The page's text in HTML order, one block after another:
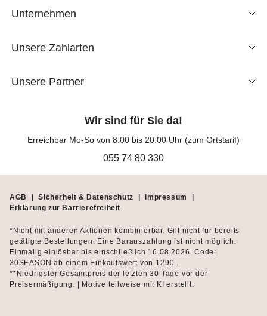
Unternehmen
Unsere Zahlarten
Unsere Partner
Wir sind für Sie da!
Erreichbar Mo-So von 8:00 bis 20:00 Uhr (zum Ortstarif)
055 74 80 330
AGB | Sicherheit & Datenschutz | Impressum
|
Erklärung zur Barrierefreiheit
*Nicht mit anderen Aktionen kombinierbar. Gilt nicht für bereits
getätigte Bestellungen. Eine Barauszahlung ist nicht möglich.
Einmalig einlösbar bis einschließlich 16.08.2026. Code:
30SEASON ab einem Einkaufswert von 129€ .
**Niedrigster Gesamtpreis der letzten 30 Tage vor der
Preisermäßigung. | Motive teilweise mit KI erstellt.